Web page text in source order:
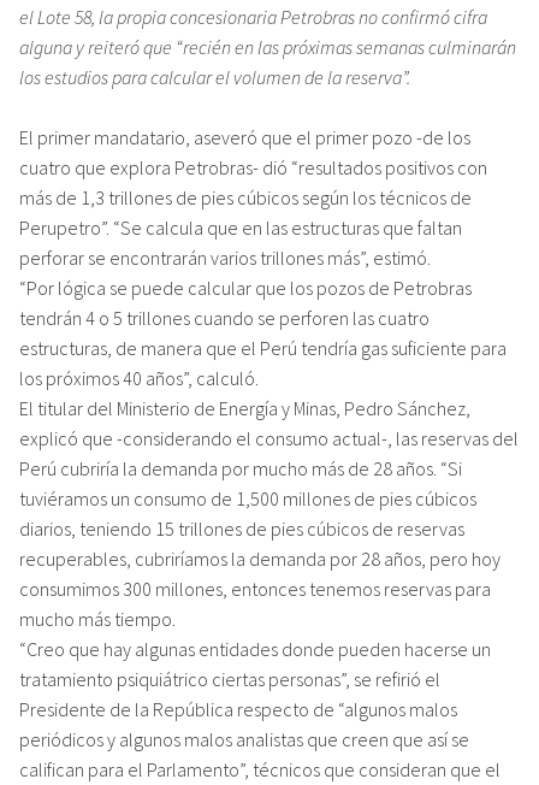
el Lote 58, la propia concesionaria Petrobras no confirmó cifra
alguna y reiteró que “recién en las próximas semanas culminarán
los estudios para calcular el volumen de la reserva”.
El primer mandatario, aseveró que el primer pozo -de los
cuatro que explora Petrobras- dió “resultados positivos con
más de 1,3 trillones de pies cúbicos según los técnicos de
Perupetro”. “Se calcula que en las estructuras que faltan
perforar se encontrarán varios trillones más”, estimó.
“Por lógica se puede calcular que los pozos de Petrobras
tendrán 4 o 5 trillones cuando se perforen las cuatro
estructuras, de manera que el Perú tendría gas suficiente para
los próximos 40 años”, calculó.
El titular del Ministerio de Energía y Minas, Pedro Sánchez,
explicó que -considerando el consumo actual-, las reservas del
Perú cubriría la demanda por mucho más de 28 años. “Si
tuviéramos un consumo de 1,500 millones de pies cúbicos
diarios, teniendo 15 trillones de pies cúbicos de reservas
recuperables, cubriríamos la demanda por 28 años, pero hoy
consumimos 300 millones, entonces tenemos reservas para
mucho más tiempo.
“Creo que hay algunas entidades donde pueden hacerse un
tratamiento psiquiátrico ciertas personas”, se refirió el
Presidente de la República respecto de “algunos malos
periódicos y algunos malos analistas que creen que así se
califican para el Parlamento”, técnicos que consideran que el